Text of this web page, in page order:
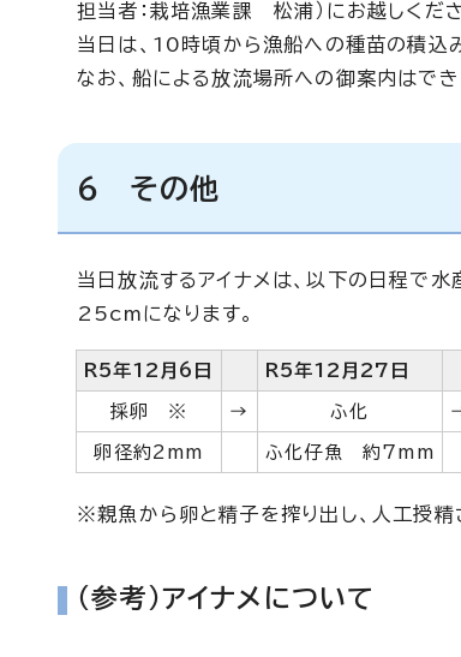
担当者：栽培漁業課 松浦）にお越しくださ
当日は、10時頃から漁船への種苗の積込み
なお、船による放流場所への御案内はで
6 その他
当日放流するアイナメは、以下の日程で
25cmになります。
R5年12月6日 R5年12月27日
採卵 ※ → ふ化
卵径約2mm ふ化仔魚 約7mm
※親魚から卵と精子を搾り出し、人工授精
（参考）アイナメについて